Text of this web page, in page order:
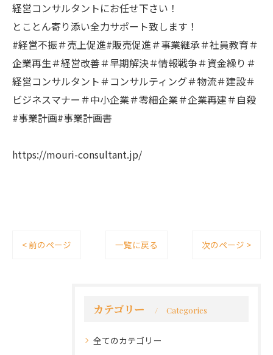
経営コンサルタントにお任せ下さい！
とことん寄り添い全力サポート致します！
#経営不振＃売上促進#販売促進＃事業継承＃社員教育＃
企業再生＃経営改善＃早期解決＃情報戦争＃資金繰り＃
経営コンサルタント＃コンサルティング＃物流＃建設＃
ビジネスマナー＃中小企業＃零細企業＃企業再建＃自殺
#事業計画#事業計画書
https://mouri-consultant.jp/
< 前のページ 一覧に戻る 次のページ >
カテゴリー Categories
全てのカテゴリー